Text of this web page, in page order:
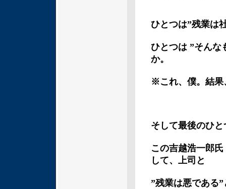
ひとつは”残業は
ひとつは ”そんな
か。
※これ、僕。結果
そして最後のひ
この吉越浩一郎
して、上司と
”残業は悪である